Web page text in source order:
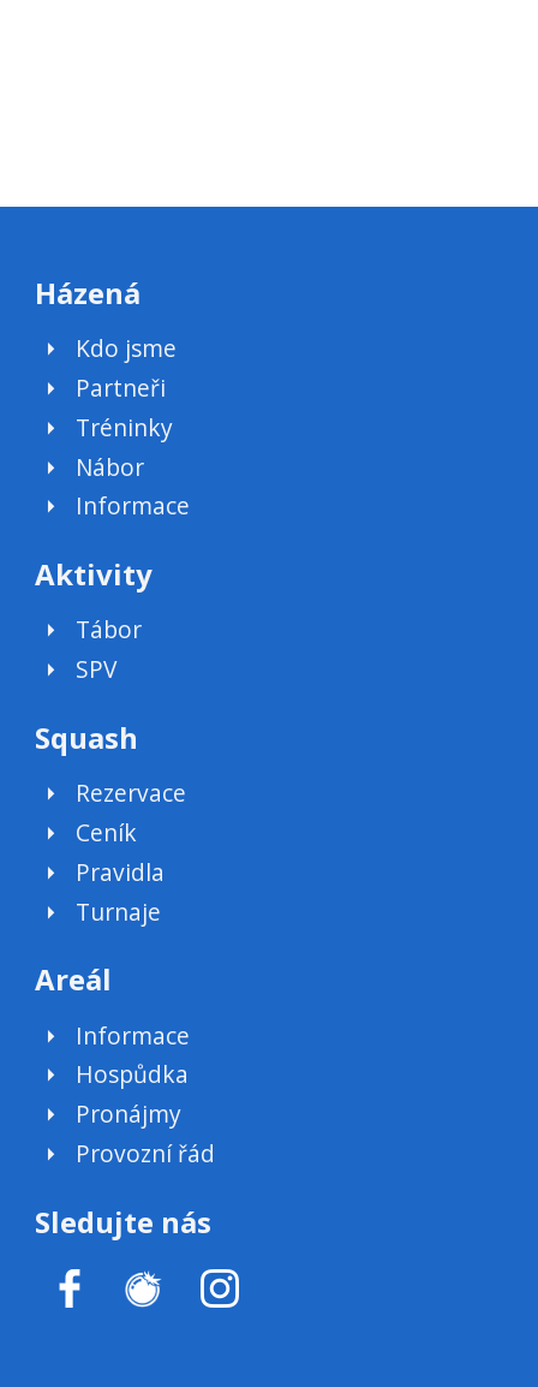
Házená
Kdo jsme
Partneři
Tréninky
Nábor
Informace
Aktivity
Tábor
SPV
Squash
Rezervace
Ceník
Pravidla
Turnaje
Areál
Informace
Hospůdka
Pronájmy
Provozní řád
Sledujte nás